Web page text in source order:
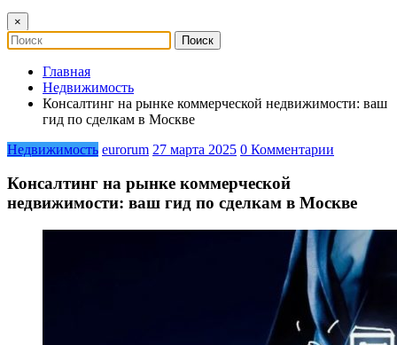
×
Главная
Недвижимость
Консалтинг на рынке коммерческой недвижимости: ваш
гид по сделкам в Москве
Недвижимость eurorum 27 марта 2025 0 Комментарии
Консалтинг на рынке коммерческой
недвижимости: ваш гид по сделкам в Москве